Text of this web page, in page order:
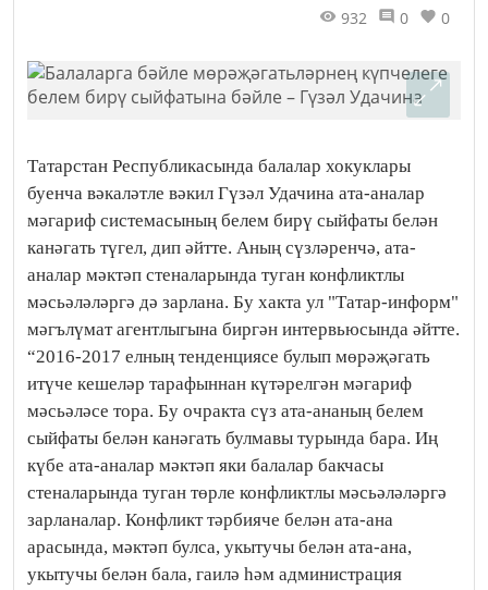
932 0 0
Татарстан Республикасында балалар хокуклары
буенча вәкаләтле вәкил Гүзәл Удачина ата-аналар
мәгариф системасының белем бирү сыйфаты белән
канәгать түгел, дип әйтте. Аның сүзләренчә, ата-
аналар мәктәп стеналарында туган конфликтлы
мәсьәләләргә дә зарлана. Бу хакта ул "Татар-информ"
мәгълүмат агентлыгына биргән интервьюсында әйтте.
“2016-2017 елның тенденциясе булып мөрәҗәгать
итүче кешеләр тарафыннан күтәрелгән мәгариф
мәсьәләсе тора. Бу очракта сүз ата-ананың белем
сыйфаты белән канәгать булмавы турында бара. Иң
күбе ата-аналар мәктәп яки балалар бакчасы
стеналарында туган төрле конфликтлы мәсьәләләргә
зарланалар. Конфликт тәрбияче белән ата-ана
арасында, мәктәп булса, укытучы белән ата-ана,
укытучы белән бала, гаилә һәм администрация